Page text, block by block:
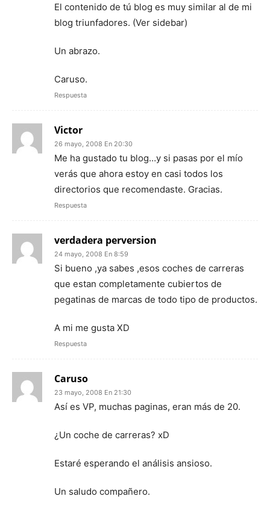
El contenido de tú blog es muy similar al de mi
blog triunfadores. (Ver sidebar)
Un abrazo.
Caruso.
Respuesta
Victor
26 mayo, 2008 En 20:30
Me ha gustado tu blog…y si pasas por el mío
verás que ahora estoy en casi todos los
directorios que recomendaste. Gracias.
Respuesta
verdadera perversion
24 mayo, 2008 En 8:59
Si bueno ,ya sabes ,esos coches de carreras
que estan completamente cubiertos de
pegatinas de marcas de todo tipo de productos.
A mi me gusta XD
Respuesta
Caruso
23 mayo, 2008 En 21:30
Así es VP, muchas paginas, eran más de 20.
¿Un coche de carreras? xD
Estaré esperando el análisis ansioso.
Un saludo compañero.